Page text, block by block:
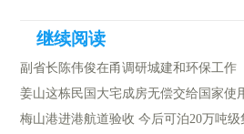
副省长陈伟俊在甬调研城建和环保工作
姜山这栋民国大宅成房无偿交给国家使
梅山港进港航道验收 今后可泊20万吨级